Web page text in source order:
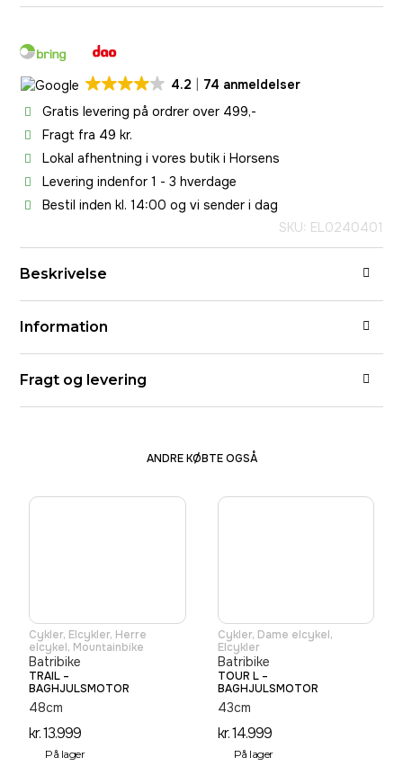
4.2
74 anmeldelser
Gratis levering på ordrer over 499,-
Fragt fra 49 kr.
Lokal afhentning i vores butik i Horsens
Levering indenfor 1 - 3 hverdage
Bestil inden kl. 14:00 og vi sender i dag
SKU: EL0240401
Beskrivelse
Information
Fragt og levering
ANDRE KØBTE OGSÅ
Cykler, Elcykler, Herre
elcykel, Mountainbike
Batribike
TRAIL –
BAGHJULSMOTOR
48cm
kr.13.999
På lager
Cykler, Dame elcykel,
Elcykler
Batribike
TOUR L –
BAGHJULSMOTOR
43cm
kr.14.999
På lager